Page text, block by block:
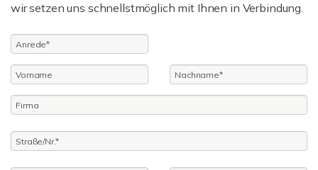
wir setzen uns schnellstmöglich mit Ihnen in Verbindung.